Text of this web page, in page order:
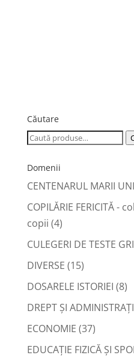
Căutare
Caută
Domenii
CENTENARUL MARII
COPILĂRIE FERICITĂ -
copii (4)
CULEGERI DE TESTE
DIVERSE (15)
DOSARELE ISTORIEI (8)
DREPT ŞI
ECONOMIE (37)
EDUCAŢIE FIZICĂ ŞI